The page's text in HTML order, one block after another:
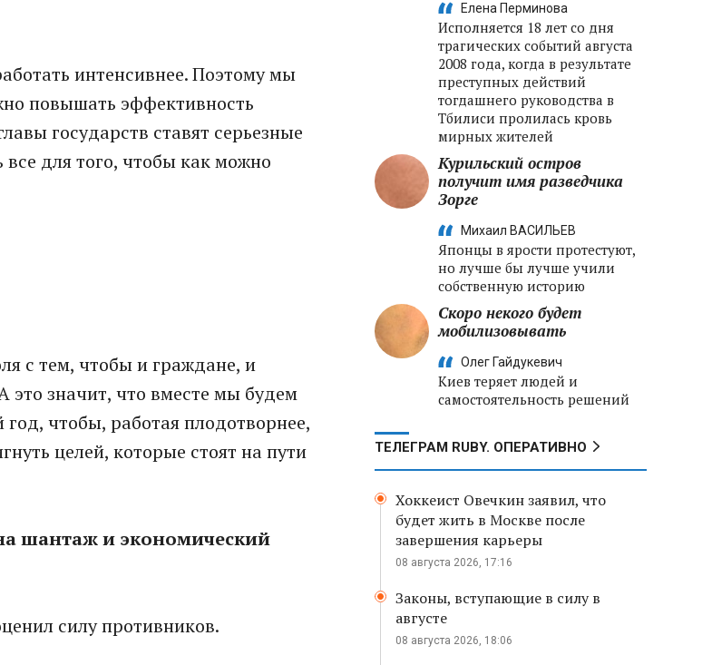
интенсивнее. Поэтому мы
повышать эффективность
государств ставят серьезные
для того, чтобы как можно
с тем, чтобы и граждане, и
значит, что вместе мы будем
чтобы, работая плодотворнее,
целей, которые стоят на пути
шантаж и экономический
силу противников.
Елена Перминова
Исполняется 18 лет со дня
трагических событий августа
2008 года, когда в результате
преступных действий
тогдашнего руководства в
Тбилиси пролилась кровь
мирных жителей
Курильский остров
получит имя разведчика
Зорге
Михаил ВАСИЛЬЕВ
Японцы в ярости протестуют,
но лучше бы лучше учили
собственную историю
Скоро некого будет
мобилизовывать
Олег Гайдукевич
Киев теряет людей и
самостоятельность решений
ТЕЛЕГРАМ RUBY. ОПЕРАТИВНО
Хоккеист Овечкин заявил, что
будет жить в Москве после
завершения карьеры
08 августа 2026, 17:16
Законы, вступающие в силу в
августе
08 августа 2026, 18:06